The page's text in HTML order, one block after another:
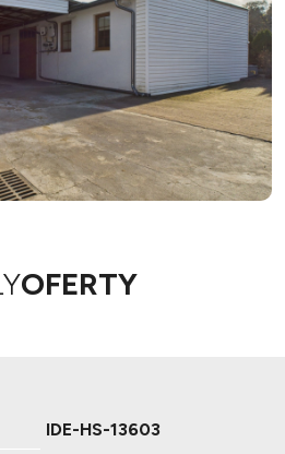
OFERTY
IDE-HS-13603